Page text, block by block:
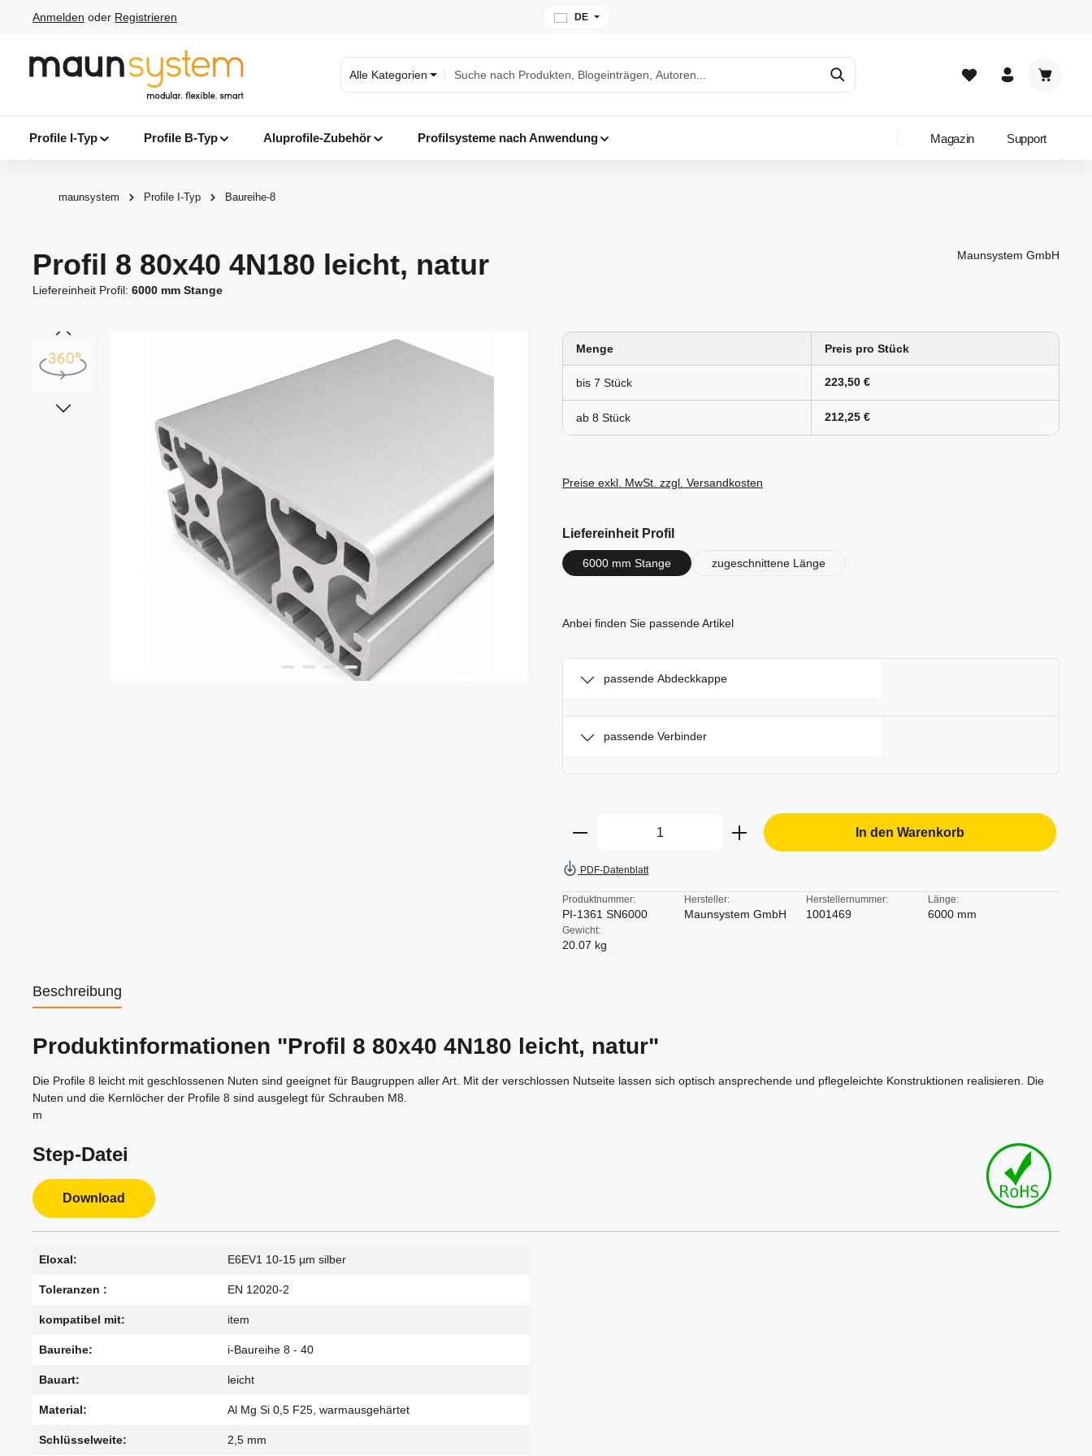
Hauptinhalt springen
Zur Suche springen
Zur Hauptnavigation springen
Anmelden oder Registrieren DE
Alle Kategorien
Profile I-Typ Profile B-Typ Aluprofile-Zubehör Profilsysteme nach Anwendung Magazin Support
maunsystem Profile I-Typ Baureihe-8
Profil 8 80x40 4N180 leicht, natur
Liefereinheit Profil: 6000 mm Stange
Maunsystem GmbH
Menge Preis pro Stück
bis 7 223,50 €
ab 8 212,25 €
Preise exkl. MwSt. zzgl. Versandkosten
Liefereinheit Profilauswählen
6000 mm Stange zugeschnittene Länge
Anbei finden Sie passende Artikel
passende Abdeckkappe
passende Verbinder
Produkt Anzahl: Gib den gewünschten Wert ein oder
In den Warenkorb
PDF-Datenblatt
Produktnummer:
PI-1361 SN6000
Hersteller:
Maunsystem GmbH
Herstellernummer:
1001469
Länge:
6000 mm
Gewicht:
20.07 kg
Beschreibung
Produktinformationen "Profil 8 80x40 4N180 leicht, natur"
Die Profile 8 leicht mit geschlossenen Nuten sind geeignet für Baugruppen aller Art. Mit der verschlossen Nutseite lassen sich optisch ansprechende und pflegeleichte Konstruktionen realisieren. Die
Nuten und die Kernlöcher der Profile 8 sind ausgelegt für Schrauben M8.
m
Step-Datei
Download
Eloxal: E6EV1 10-15 µm silber
Toleranzen : EN 12020-2
kompatibel mit: item
Baureihe: i-Baureihe 8 - 40
Bauart: leicht
Material: Al Mg Si 0,5 F25, warmausgehärtet
Schlüsselweite: 2,5 mm